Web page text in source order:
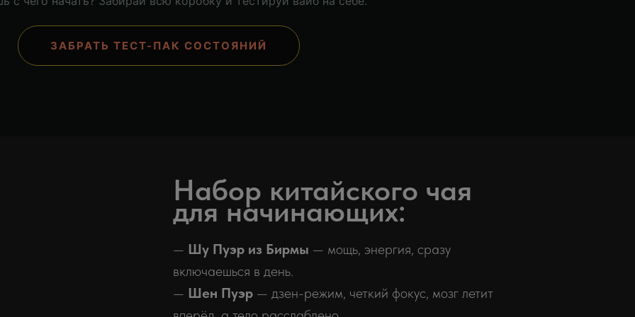
ЗАБРАТЬ ТЕСТ-ПАК СОСТОЯНИЙ
Набор китайского чая
для начинающих:
— Шу Пуэр из Бирмы — мощь, энергия, сразу
включаешься в день.
— Шен Пуэр — дзен-режим, четкий фокус, мозг летит